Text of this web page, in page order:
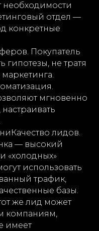
необходимости
отдел —
конкретные
Покупатель
не тратя
мгновенно
лидов.
— высокий
«холодных»
использовать
трафик,
базы.
же лид может
компаниям,
имеет